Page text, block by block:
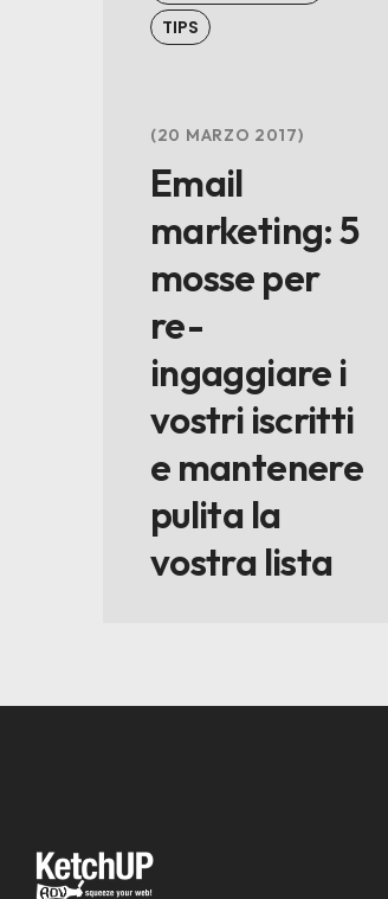
TIPS
20 MARZO 2017
Email
marketing: 5
mosse per
re-
ingaggiare i
vostri iscritti
e mantenere
pulita la
vostra lista